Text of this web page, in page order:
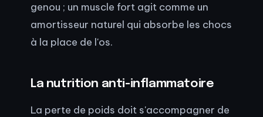
genou ; un muscle fort agit comme un
amortisseur naturel qui absorbe les chocs
à la place de l'os.
La nutrition anti-inflammatoire
La perte de poids doit s'accompagner de